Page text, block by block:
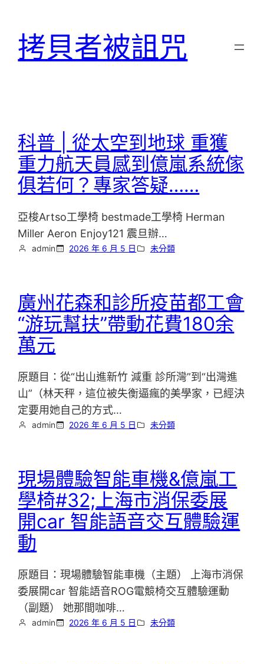
拷貝者被詛咒
科普 | 從太空到地球 重獲
重力航天員感到億嵐系統傢
俱若何？專家答疑……
亞梭Artso工學椅 bestmade工學椅 Herman
Miller Aeron Enjoy121 震旦辦…
admin 2026 年 6 月 5 日 未分類
廣州花森和診所疫苗都工會
“游玩幫扶”帶動花費180余
萬元
原題目：從“出山進新竹 減重 診所灣”到“出灣進
山”（林天秤，這位被失衡逼瘋的美學家，已經決
定要用她自己的方式…
admin 2026 年 6 月 5 日 未分類
現場體驗智能車機&億嵐工
學椅#32;上海市消保委展
開car 智能語音交互體驗運
動
原題目：現場體驗智能車機（主題） 上海市消保
委展開car 智能語音ROG電競椅交互體驗運動
（副題） 她那間咖啡…
admin 2026 年 6 月 5 日 未分類